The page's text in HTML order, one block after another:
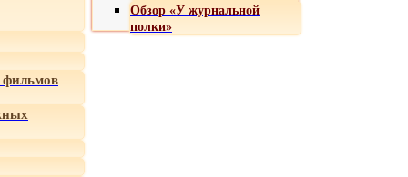
Обзор «У журнальной
полки»